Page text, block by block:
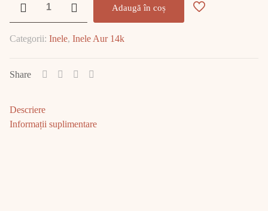
Inel
14K
gr
Adaugă în coș
Categorii: Inele, Inele Aur 14k
Share
Descriere
Informații suplimentare